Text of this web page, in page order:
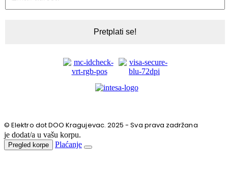
© Elektro dot DOO Kragujevac. 2025 - Sva prava zadržana
je dodat/a u vašu korpu.
Pregled korpe Plaćanje